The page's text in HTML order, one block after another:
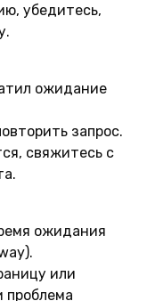
убедитесь,
ожидание
запрос.
свяжитесь с
ожидания
или
проблема